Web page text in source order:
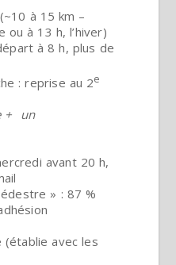
à 15 km –
à 13 h, l’hiver)
à 8 h, plus de
: reprise au 2e
+ un
avant 20 h,
» : 87 %
avec les